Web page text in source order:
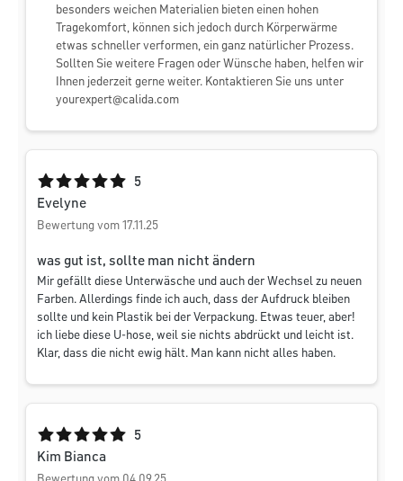
besonders weichen Materialien bieten einen hohen
Tragekomfort, können sich jedoch durch Körperwärme
etwas schneller verformen, ein ganz natürlicher Prozess.
Sollten Sie weitere Fragen oder Wünsche haben, helfen wir
Ihnen jederzeit gerne weiter. Kontaktieren Sie uns unter
yourexpert@calida.com
Durchschnittliche Bewertung von 5 von 5 Sternen
5
Evelyne
Bewertung vom 17.11.25
was gut ist, sollte man nicht ändern
Mir gefällt diese Unterwäsche und auch der Wechsel zu neuen
Farben. Allerdings finde ich auch, dass der Aufdruck bleiben
sollte und kein Plastik bei der Verpackung. Etwas teuer, aber!
ich liebe diese U-hose, weil sie nichts abdrückt und leicht ist.
Klar, dass die nicht ewig hält. Man kann nicht alles haben.
Durchschnittliche Bewertung von 5 von 5 Sternen
5
Kim Bianca